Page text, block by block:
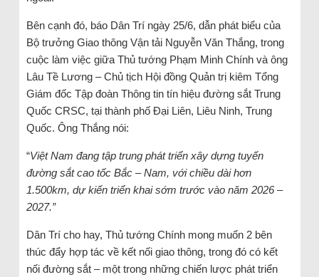
Bên cạnh đó, báo Dân Trí ngày 25/6, dẫn phát biểu của
Bộ trưởng Giao thông Vận tải Nguyễn Văn Thắng, trong
cuộc làm việc giữa Thủ tướng Phạm Minh Chính và ông
Lâu Tề Lương – Chủ tịch Hội đồng Quản trị kiêm Tổng
Giám đốc Tập đoàn Thông tin tín hiệu đường sắt Trung
Quốc CRSC, tại thành phố Đại Liên, Liêu Ninh, Trung
Quốc. Ông Thắng nói:
“Việt Nam đang tập trung phát triển xây dựng tuyến
đường sắt cao tốc Bắc – Nam, với chiều dài hơn
1.500km, dự kiến triển khai sớm trước vào năm 2026 –
2027.”
Dân Trí cho hay, Thủ tướng Chính mong muốn 2 bên
thúc đẩy hợp tác về kết nối giao thông, trong đó có kết
nối đường sắt – một trong những chiến lược phát triển